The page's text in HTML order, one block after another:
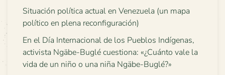
Situación política actual en Venezuela (un mapa
político en plena reconfiguración)
En el Día Internacional de los Pueblos Indígenas,
activista Ngäbe-Buglé cuestiona: «¿Cuánto vale la
vida de un niño o una niña Ngäbe-Buglé?»